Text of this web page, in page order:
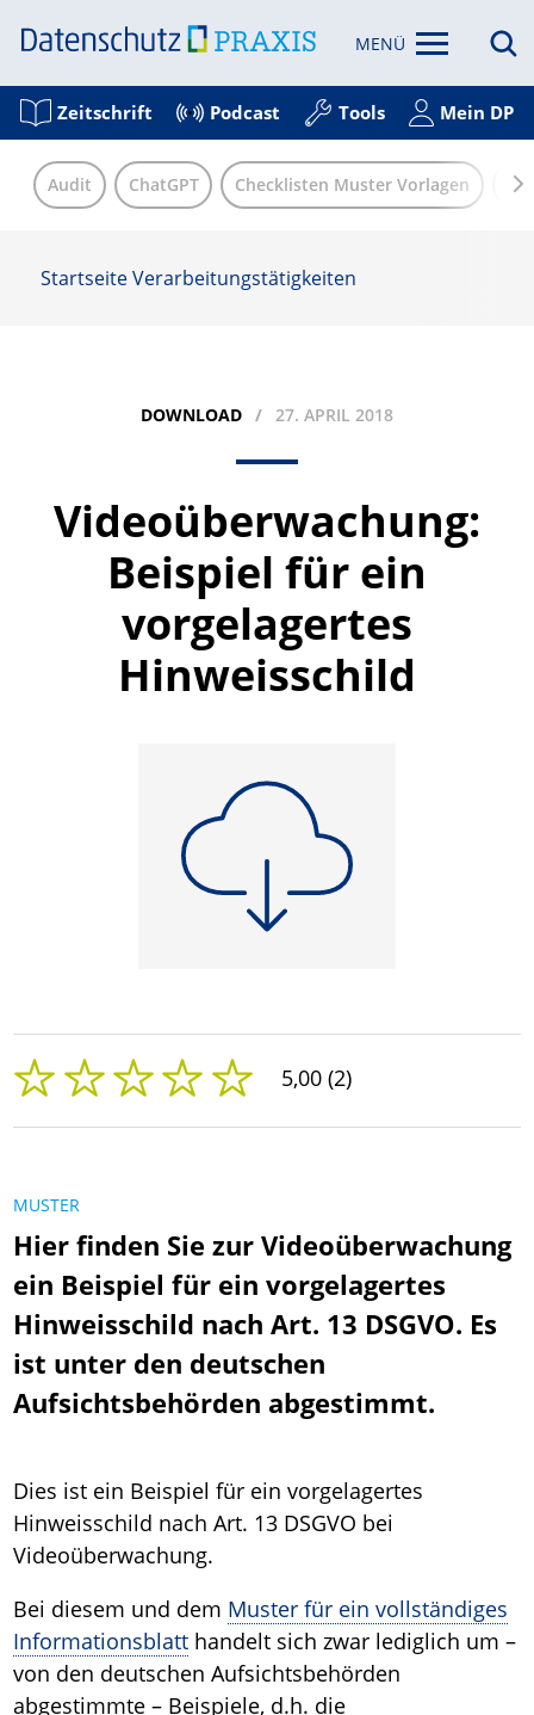
MENÜ
Zeitschrift Podcast Tools Mein DP
Audit ChatGPT Checklisten Muster Vorlagen
StartseiteVerarbeitungstätigkeiten
DOWNLOAD 27. APRIL 2018
Videoüberwachung:
Beispiel für ein
vorgelagertes
Hinweisschild
5,00 (2)
MUSTER
Hier finden Sie zur Videoüberwachung
ein Beispiel für ein vorgelagertes
Hinweisschild nach Art. 13 DSGVO. Es
ist unter den deutschen
Aufsichtsbehörden abgestimmt.
Dies ist ein Beispiel für ein vorgelagertes
Hinweisschild nach Art. 13 DSGVO bei
Videoüberwachung.
Bei diesem und dem Muster für ein vollständiges
Informationsblatt handelt sich zwar lediglich um –
von den deutschen Aufsichtsbehörden
abgestimmte – Beispiele, d.h. die